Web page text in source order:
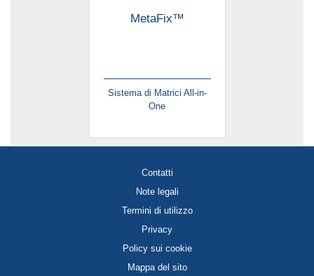
MetaFix™
Sistema di Matrici All-in-
One
Contatti
Note legali
Termini di utilizzo
Privacy
Policy sui cookie
Mappa del sito